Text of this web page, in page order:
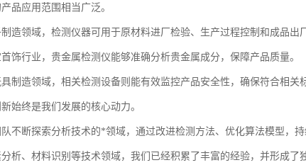
品应用范围相当广泛。
造领域，检测仪器可用于原材料进厂检验、生产过程控制和成品出
饰行业，贵金属检测仪能够准确分析贵金属成分，保障产品质量。
制造领域，相关检测设备则能有效监控产品安全性，确保符合相关
始终是我们发展的核心动力。
不断探索分析技术的*领域，通过改进检测方法、优化算法模型，持
析、材料识别等技术领域，我们已经积累了丰富的经验，并形成了